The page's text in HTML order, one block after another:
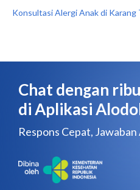
Konsultasi Alergi Anak di Karang